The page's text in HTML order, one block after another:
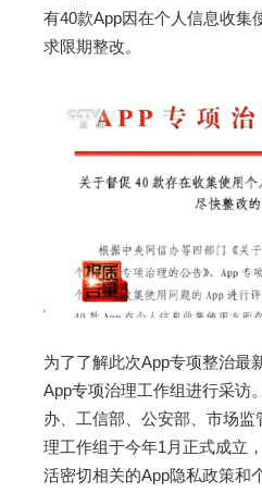
有40款App因在个人信息收集
求限期整改。
为了了解此次App专项整治最
App专项治理工作组进行采访
办、工信部、公安部、市场
理工作组于今年1月正式成立
活密切相关的App隐私政策和